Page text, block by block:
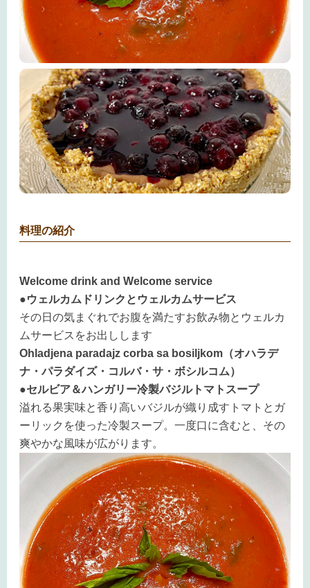
料理の紹介
Welcome drink and Welcome service
●ウェルカムドリンクとウェルカムサービス
その日の気まぐれでお腹を満たすお飲み物とウェルカ
ムサービスをお出しします
Ohladjena paradajz corba sa bosiljkom（オハラデ
ナ・パラダイズ・コルバ・サ・ボシルコム）
●セルビア＆ハンガリー冷製バジルトマトスープ
溢れる果実味と香り高いバジルが織り成すトマトとガ
ーリックを使った冷製スープ。一度口に含むと、その
爽やかな風味が広がります。